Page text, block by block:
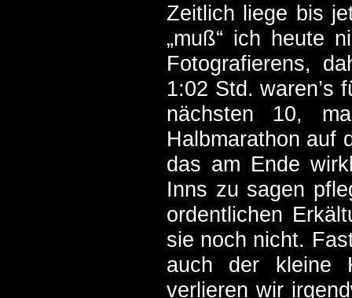
Zeitlich liege bis
„muß“ ich heute
Fotografierens,
1:02 Std. waren’s
nächsten 10,
Halbmarathon auf
das am Ende
Inns zu sagen
ordentlichen
sie noch nicht.
auch der kleine
verlieren wir